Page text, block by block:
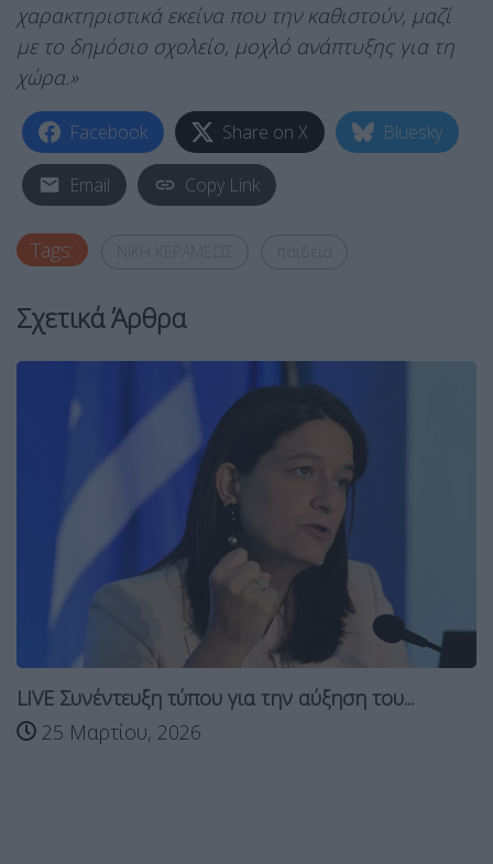
χαρακτηριστικά εκείνα που την καθιστούν, μαζί
με το δημόσιο σχολείο, μοχλό ανάπτυξης για τη
χώρα.»
Facebook Share on X Bluesky
Email Copy Link
Tags:
Σχετικά Άρθρα
Κεραμέως: Η πρώτη Συλλογική
με...
11 Μαρτίου, 2026